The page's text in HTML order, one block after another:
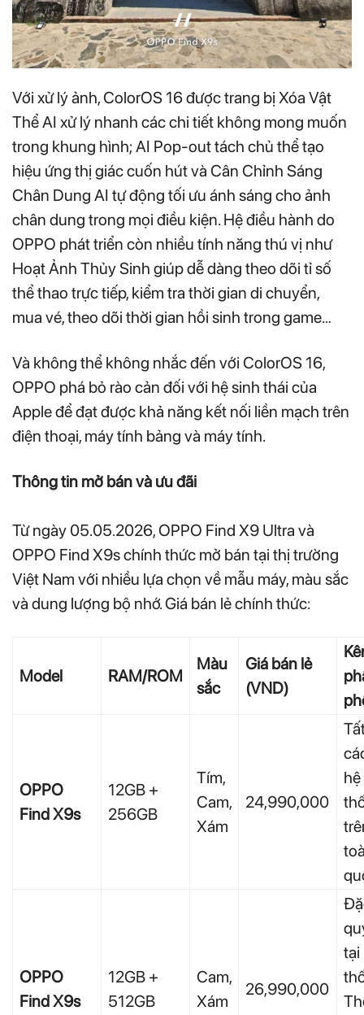
Với xử lý ảnh, ColorOS 16 được trang bị Xóa Vật
Thể AI xử lý nhanh các chi tiết không mong muốn
trong khung hình; AI Pop-out tách chủ thể tạo
hiệu ứng thị giác cuốn hút và Cân Chỉnh Sáng
Chân Dung AI tự động tối ưu ánh sáng cho ảnh
chân dung trong mọi điều kiện. Hệ điều hành do
OPPO phát triển còn nhiều tính năng thú vị như
Hoạt Ảnh Thủy Sinh giúp dễ dàng theo dõi tỉ số
thể thao trực tiếp, kiểm tra thời gian di chuyển,
mua vé, theo dõi thời gian hồi sinh trong game…
Và không thể không nhắc đến với ColorOS 16,
OPPO phá bỏ rào cản đối với hệ sinh thái của
Apple để đạt được khả năng kết nối liền mạch trên
điện thoại, máy tính bảng và máy tính.
Thông tin mở bán và ưu đãi
Từ ngày 05.05.2026, OPPO Find X9 Ultra và
OPPO Find X9s chính thức mở bán tại thị trường
Việt Nam với nhiều lựa chọn về mẫu máy, màu sắc
và dung lượng bộ nhớ. Giá bán lẻ chính thức:
Model RAM/ROM
Màu
sắc
Giá bán lẻ
(VND)
OPPO
Find X9s
12GB +
256GB
Tím,
Cam,
Xám
24,990,000
hệ
OPPO
Find X9s
12GB +
512GB
Cam,
Xám
26,990,000
tại